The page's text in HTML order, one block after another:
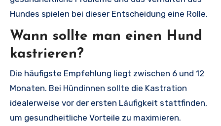
Hundes spielen bei dieser Entscheidung eine Rolle.
Wann sollte man einen Hund
kastrieren?
Die häufigste Empfehlung liegt zwischen 6 und 12
Monaten. Bei Hündinnen sollte die Kastration
idealerweise vor der ersten Läufigkeit stattfinden,
um gesundheitliche Vorteile zu maximieren.